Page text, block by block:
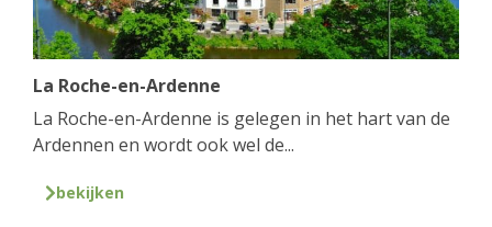
La Roche-en-Ardenne
La Roche-en-Ardenne is gelegen in het hart van de
Ardennen en wordt ook wel de...
bekijken